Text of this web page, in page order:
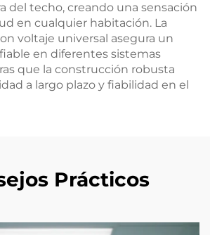
del techo, creando una sensación
en cualquier habitación. La
voltaje universal asegura un
en diferentes sistemas
que la construcción robusta
a largo plazo y fiabilidad en el
Prácticos